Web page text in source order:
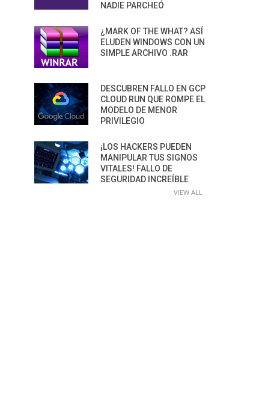
NADIE PARCHEÓ
¿MARK OF THE WHAT? ASÍ
ELUDEN WINDOWS CON UN
SIMPLE ARCHIVO .RAR
DESCUBREN FALLO EN GCP
CLOUD RUN QUE ROMPE EL
MODELO DE MENOR
PRIVILEGIO
¡LOS HACKERS PUEDEN
MANIPULAR TUS SIGNOS
VITALES! FALLO DE
SEGURIDAD INCREÍBLE
VIEW ALL